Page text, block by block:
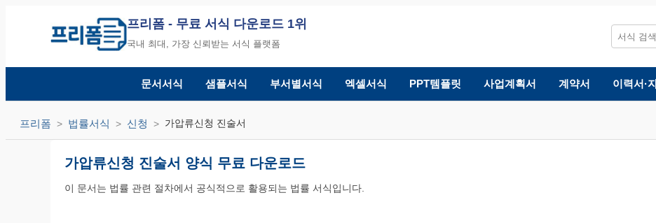
프리폼 - 무료 서식 다운로드 1위
국내 최대, 가장 신뢰받는 서식 플랫폼
문서서식 샘플서식 부서별서식 엑셀서식 PPT템플릿 사업계획서 계약서 이력서·
프리폼 법률서식 신청 가압류신청 진술서
가압류신청 진술서 양식 무료 다운로드
이 문서는 법률 관련 절차에서 공식적으로 활용되는 법률 서식입니다.